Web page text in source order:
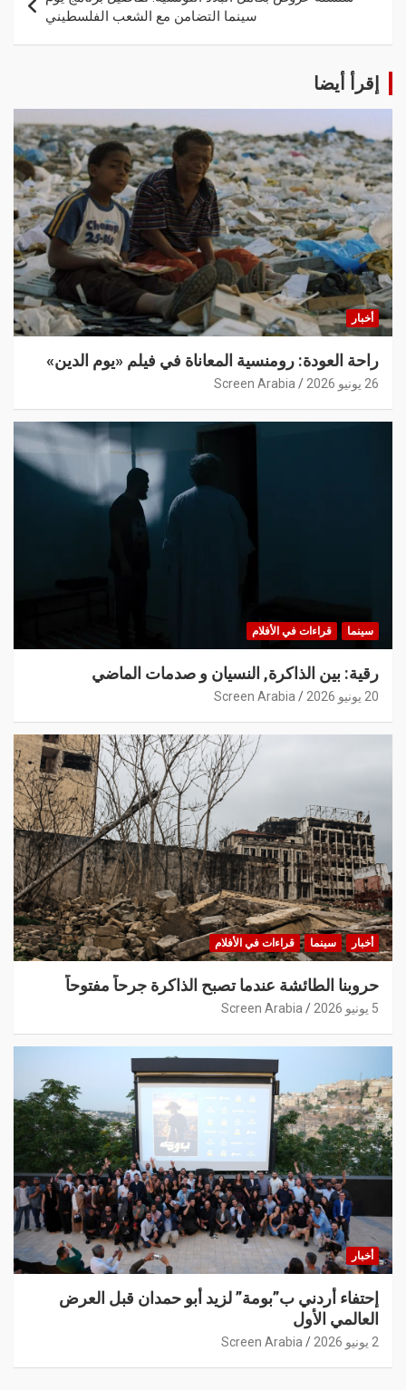
سينما التضامن مع الشعب الفلسطيني
إقرأ أيضا
أخبار
راحة العودة: رومنسية المعاناة في فيلم «يوم الدين»
26 يونيو 2026 Screen Arabia
سينما قراءات في الأفلام
رقية: بين الذاكرة, النسيان و صدمات الماضي
20 يونيو 2026 Screen Arabia
أخبار سينما قراءات في الأفلام
حروبنا الطائشة عندما تصبح الذاكرة جرحاً مفتوحاً
5 يونيو 2026 Screen Arabia
أخبار
إحتفاء أردني ب”بومة” لزيد أبو حمدان قبل العرض
العالمي الأول
2 يونيو 2026 Screen Arabia